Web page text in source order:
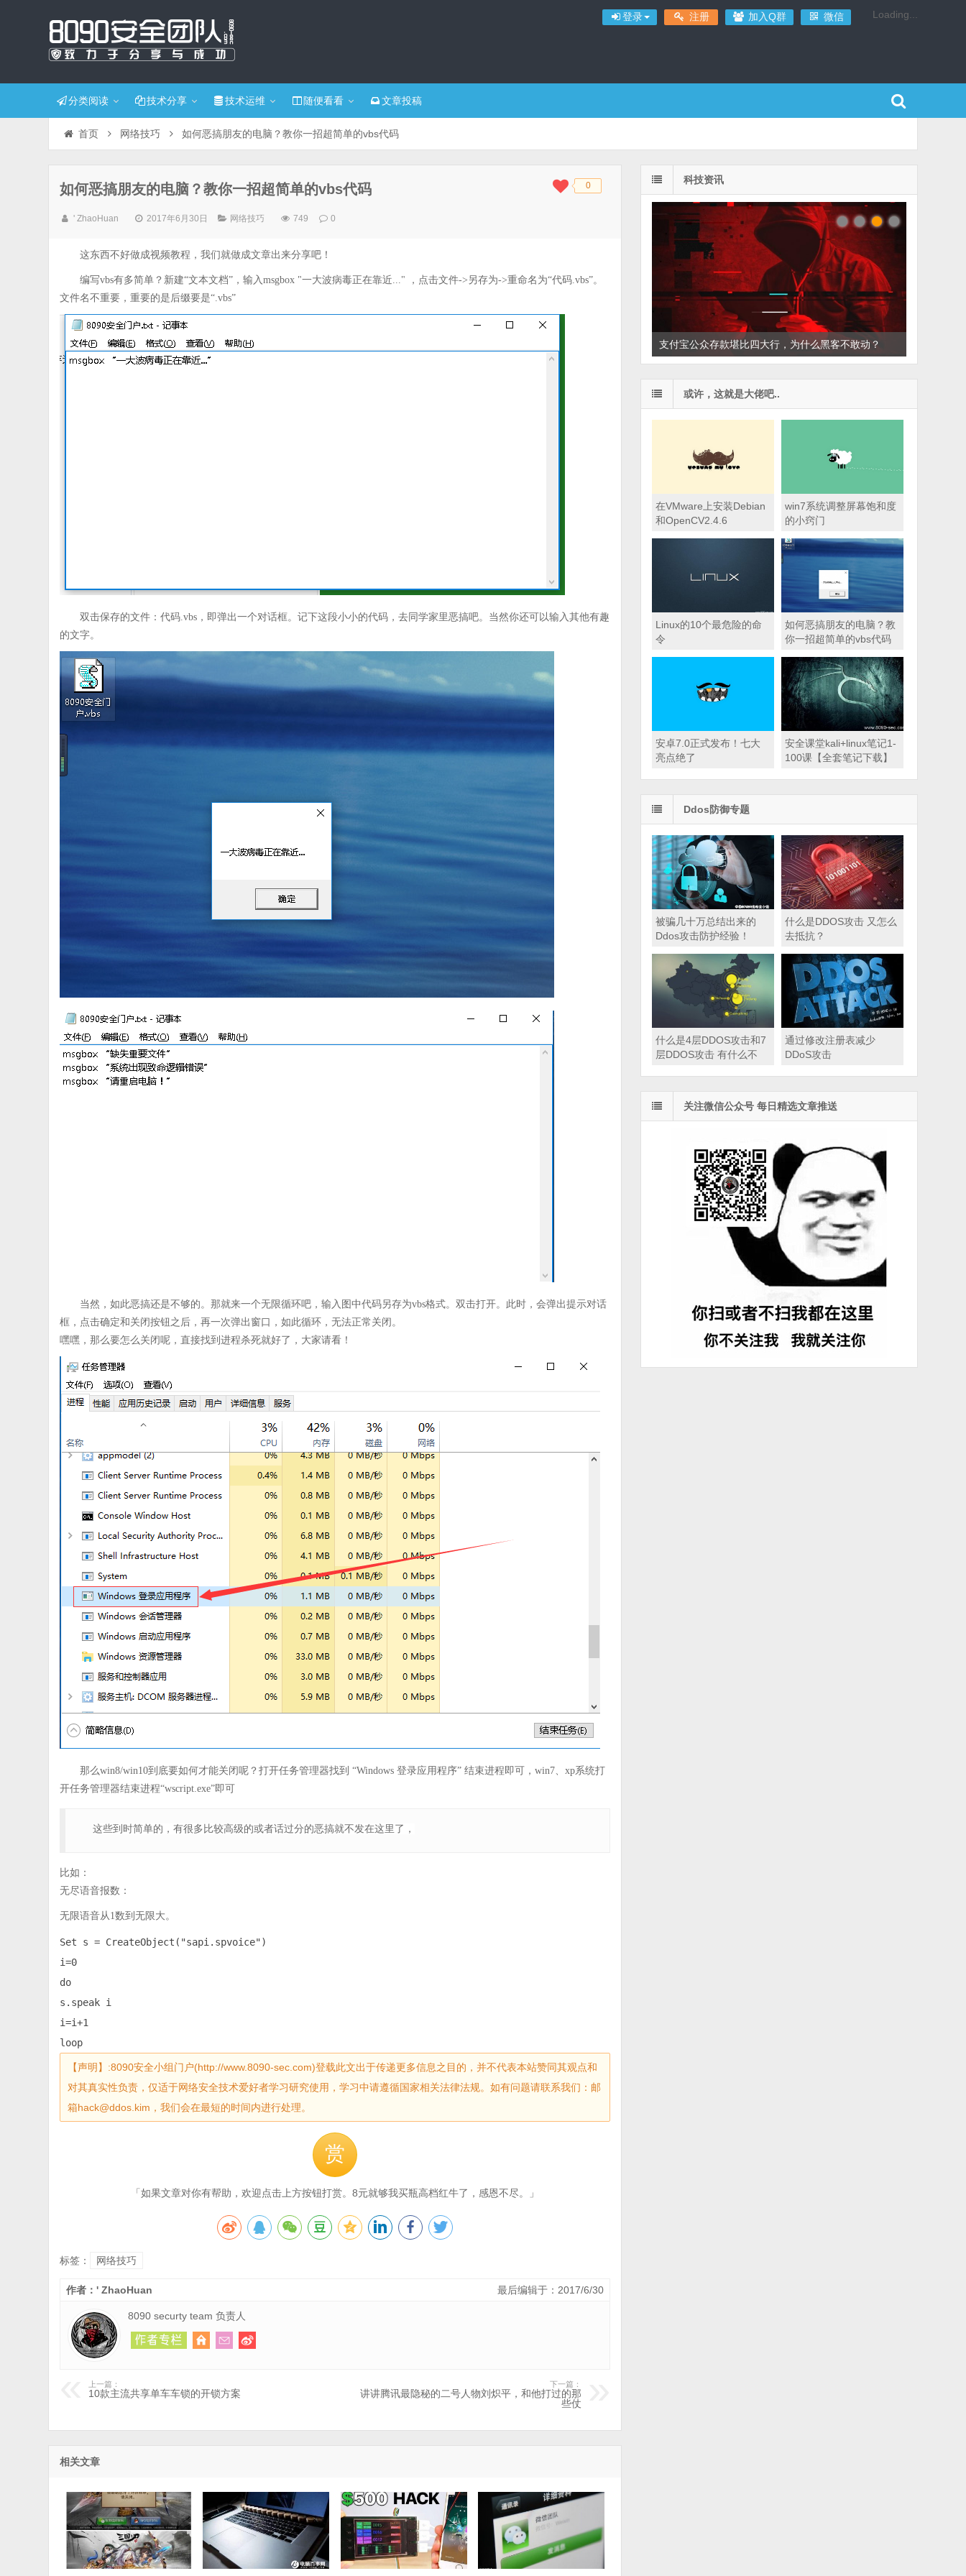
登录 注册 加入Q群 微信 Loading...
分类阅读 技术分享 技术运维 随便看看 文章投稿
首页 网络技巧 如何恶搞朋友的电脑？教你一招超简单的vbs代码
◆◆ 0
如何恶搞朋友的电脑？教你一招超简单的vbs代码
' ZhaoHuan 2017年6月30日 网络技巧 749 0
这东西不好做成视频教程，我们就做成文章出来分享吧！
编写vbs有多简单？新建“文本文档”，输入msgbox "一大波病毒正在靠近..." ，点击文件->另存为->重命名为“代码.vbs”。
文件名不重要，重要的是后缀要是“.vbs”
双击保存的文件：代码.vbs，即弹出一个对话框。记下这段小小的代码，去同学家里恶搞吧。当然你还可以输入其他有趣
的文字。
当然，如此恶搞还是不够的。那就来一个无限循环吧，输入图中代码另存为vbs格式。双击打开。此时，会弹出提示对话
框，点击确定和关闭按钮之后，再一次弹出窗口，如此循环，无法正常关闭。
嘿嘿，那么要怎么关闭呢，直接找到进程杀死就好了，大家请看！
那么win8/win10到底要如何才能关闭呢？打开任务管理器找到“Windows 登录应用程序” 结束进程即可 ，win7、xp系统打
开任务管理器结束进程“wscript.exe”即可
这些到时简单的，有很多比较高级的或者话过分的恶搞就不发在这里了，
比如：
无尽语音报数：
无限语音从1数到无限大。
Set s = CreateObject("sapi.spvoice")
i=0
do
s.speak i
i=i+1
loop
【声明】:8090安全小组门户(http://www.8090-sec.com)登载此文出于传递更多信息之目的，并不代表本站赞同其观点和
对其真实性负责，仅适于网络安全技术爱好者学习研究使用，学习中请遵循国家相关法律法规。如有问题请联系我们：邮
箱hack@ddos.kim，我们会在最短的时间内进行处理。
赏
「如果文章对你有帮助，欢迎点击上方按钮打赏。8元就够我买瓶高档红牛了，感恩不尽。」
标签： 网络技巧
最后编辑于：2017/6/30
作者：' ZhaoHuan
8090 securty team 负责人
上一篇：
10款主流共享单车车锁的开锁方案
下一篇：
讲讲腾讯最隐秘的二号人物刘炽平，和他打过的那
些仗
相关文章
科技资讯
支付宝公众存款堪比四大行，为什么黑客不敢动？
或许，这就是大佬吧..
在VMware上安装Debian
和OpenCV2.4.6
win7系统调整屏幕饱和度
的小窍门
Linux的10个最危险的命
令
如何恶搞朋友的电脑？教
你一招超简单的vbs代码
安卓7.0正式发布！七大
亮点绝了
安全课堂kali+linux笔记1-
100课【全套笔记下载】
Ddos防御专题
被骗几十万总结出来的
Ddos攻击防护经验！
什么是DDOS攻击 又怎么
去抵抗？
什么是4层DDOS攻击和7
层DDOS攻击 有什么不
通过修改注册表减少
DDoS攻击
关注微信公众号 每日精选文章推送